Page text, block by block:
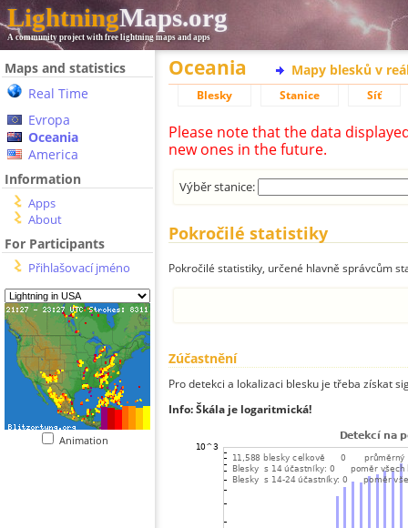
LightningMaps.org
A community project with free lightning maps and apps
Maps and statistics
Real Time
Evropa
Oceania
America
Information
Apps
About
For Participants
Přihlašovací jméno
Animation
Oceania Mapy blesků v
Blesky Stanice Síť
Please note that the data
new ones in the future.
Výběr stanice:
Pokročilé statistiky
Pokročilé statistiky, určené hlavně správcům
Zúčastnění
Pro detekci a lokalizaci blesku je třeba získat
Info: Škála je logaritmická!